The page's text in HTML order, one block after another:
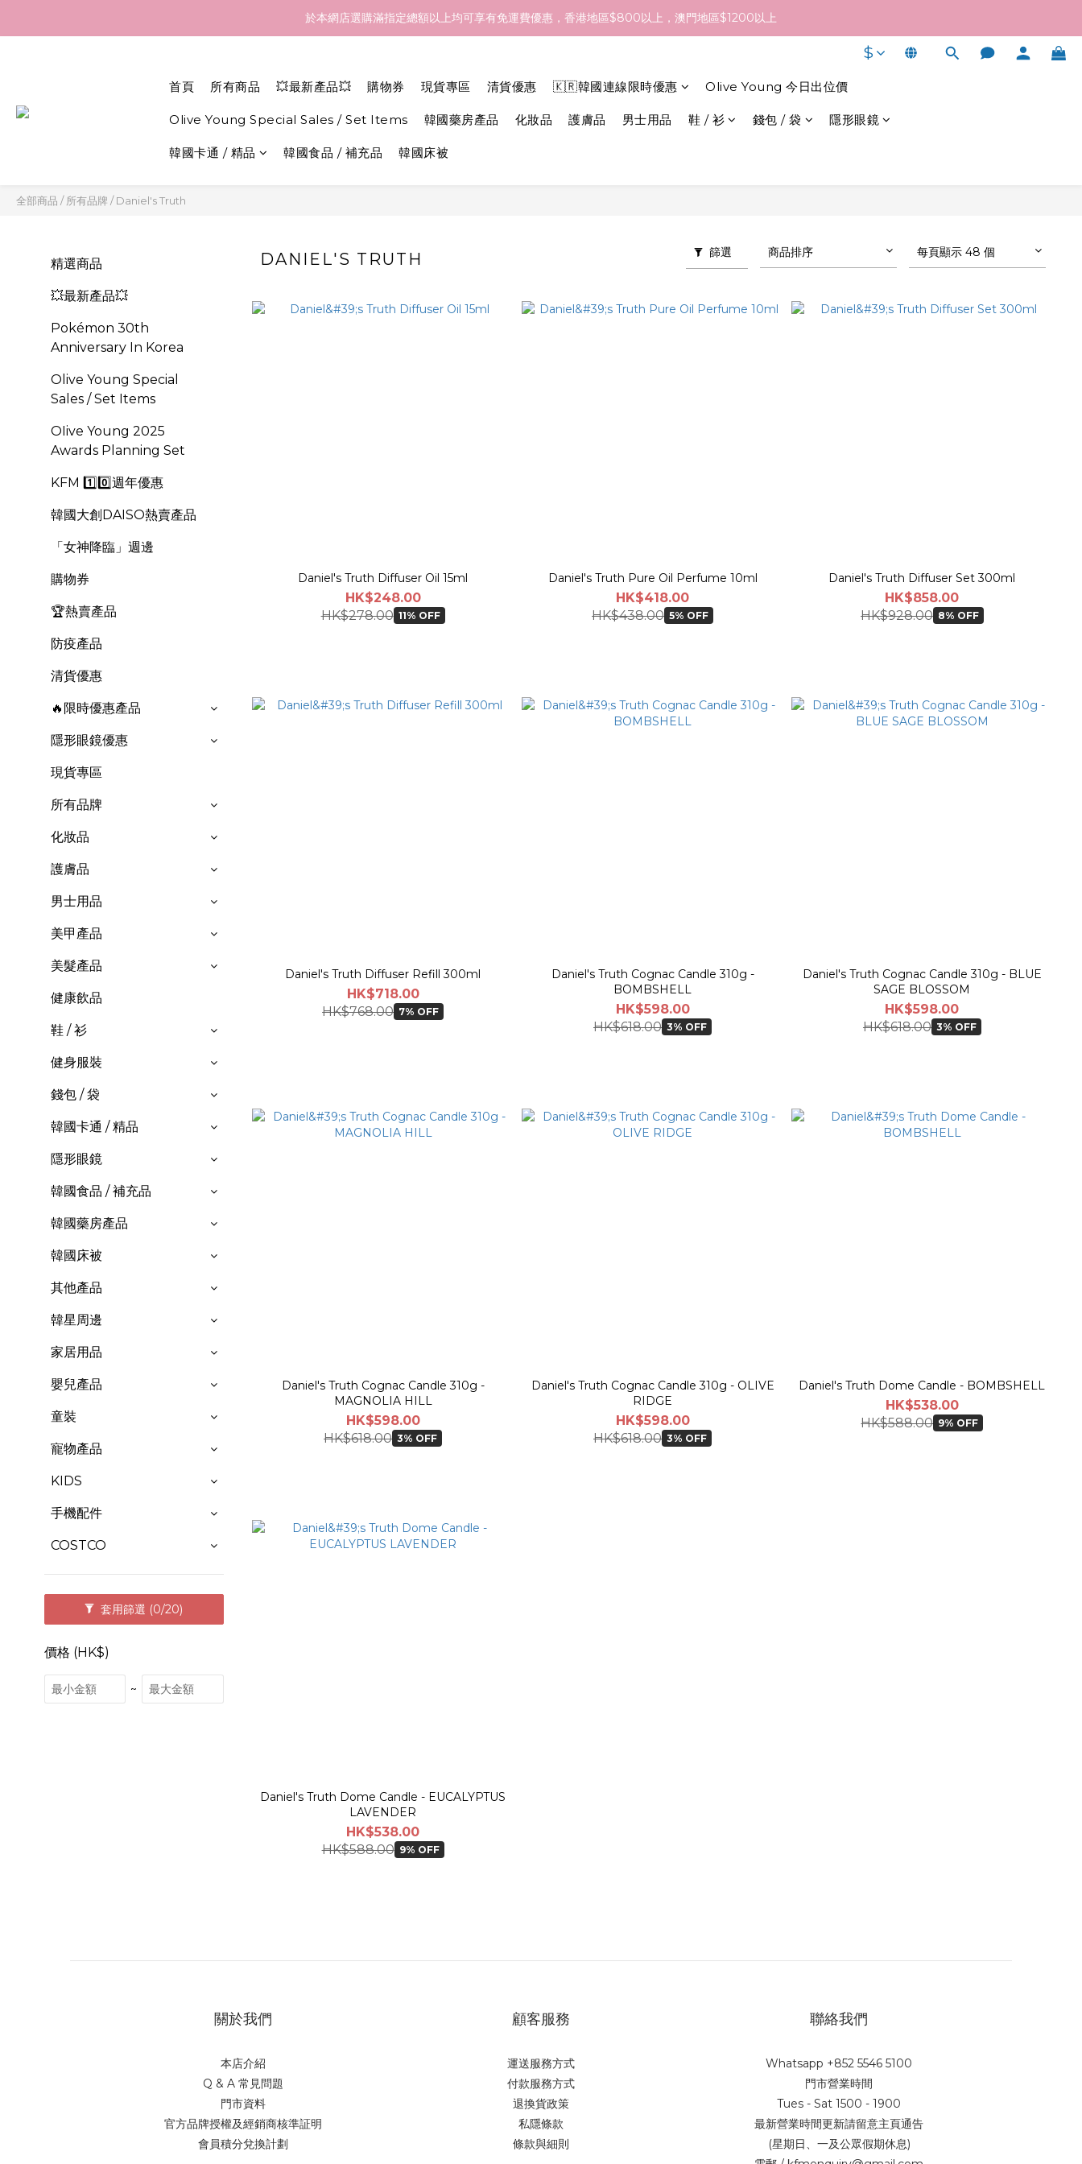
訂貨到貨資訊：於 05 - 18/Aug 期間訂貨，預計於 26/Aug 到港，最終亦要視乎各品牌最終發貨日子及出貨速度而定。
於本網店選購滿指定總額以上均可享有免運費優惠，香港地區$800以上，澳門地區$1200以上
$
首頁 所有商品 💥最新產品💥 購物券 現貨專區 清貨優惠 🇰🇷韓國連線限時優惠 Olive Young 今日出位價
Olive Young Special Sales / Set Items 韓國藥房產品 化妝品 護膚品 男士用品 鞋 / 衫 錢包 / 袋 隱形眼鏡
韓國卡通 / 精品 韓國食品 / 補充品 韓國床被
全部商品 /所有品牌 /Daniel's Truth
精選商品
💥最新產品💥
Pokémon 30th
Anniversary In Korea
Olive Young Special
Sales / Set Items
OIive Young 2025
Awards Planning Set
KFM 1️⃣0️⃣週年優惠
韓國大創DAISO熱賣產品
「女神降臨」週邊
購物券
🏆熱賣產品
防疫產品
清貨優惠
🔥限時優惠產品
隱形眼鏡優惠
現貨專區
所有品牌
化妝品
護膚品
男士用品
美甲產品
美髮產品
健康飲品
鞋 / 衫
健身服裝
錢包 / 袋
韓國卡通 / 精品
隱形眼鏡
韓國食品 / 補充品
韓國藥房產品
韓國床被
其他產品
韓星周邊
家居用品
嬰兒產品
童裝
寵物產品
KIDS
手機配件
COSTCO
套用篩選 (0/20)
價格 (HK$)
~
DANIEL'S TRUTH 篩選 商品排序 每頁顯示 48 個
Daniel's Truth Diffuser Oil 15ml
HK$248.00
HK$278.00 11% OFF
Daniel's Truth Pure Oil Perfume 10ml
HK$418.00
HK$438.00 5% OFF
Daniel's Truth Diffuser Set 300ml
HK$858.00
HK$928.00 8% OFF
Daniel's Truth Diffuser Refill 300ml
HK$718.00
HK$768.00 7% OFF
Daniel's Truth Cognac Candle 310g -
BOMBSHELL
HK$598.00
HK$618.00 3% OFF
Daniel's Truth Cognac Candle 310g - BLUE
SAGE BLOSSOM
HK$598.00
HK$618.00 3% OFF
Daniel's Truth Cognac Candle 310g -
MAGNOLIA HILL
HK$598.00
HK$618.00 3% OFF
Daniel's Truth Cognac Candle 310g - OLIVE
RIDGE
HK$598.00
HK$618.00 3% OFF
Daniel's Truth Dome Candle - BOMBSHELL
HK$538.00
HK$588.00 9% OFF
Daniel's Truth Dome Candle - EUCALYPTUS
LAVENDER
HK$538.00
HK$588.00 9% OFF
關於我們
本店介紹
Q & A 常見問題
門市資料
官方品牌授權及經銷商核準証明
會員積分兌換計劃
顧客服務
運送服務方式
付款服務方式
退換貨政策
私隱條款
條款與細則
聯絡我們
Whatsapp +852 5546 5100
門市營業時間
Tues - Sat 1500 - 1900
最新營業時間更新請留意主頁通告
(星期日、一及公眾假期休息)